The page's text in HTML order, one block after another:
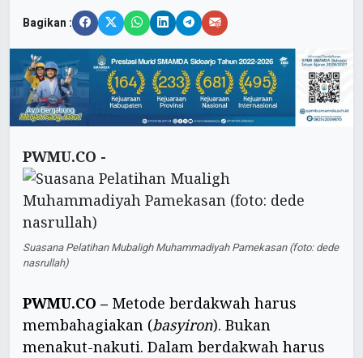
Bagikan :
PWMU.CO -
Suasana Pelatihan Mubaligh Muhammadiyah Pamekasan (foto: dede
nasrullah)
PWMU.CO – Metode berdakwah harus
membahagiakan (basyiron). Bukan
menakut-nakuti. Dalam berdakwah harus